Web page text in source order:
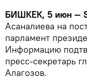
БИШКЕК, 5 июн —
Асаналиева на
парламент
Информацию
пресс-секретарь
Алагозов.